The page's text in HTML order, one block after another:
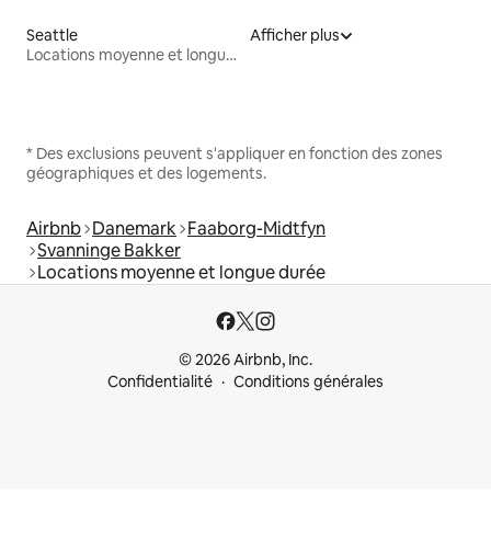
Seattle
Locations moyenne et longue durée
Afficher plus
* Des exclusions peuvent s'appliquer en fonction des zones
géographiques et des logements.
Airbnb Danemark Faaborg-Midtfyn
Svanninge Bakker
Locations moyenne et longue durée
© 2026 Airbnb, Inc.
Confidentialité
Conditions générales